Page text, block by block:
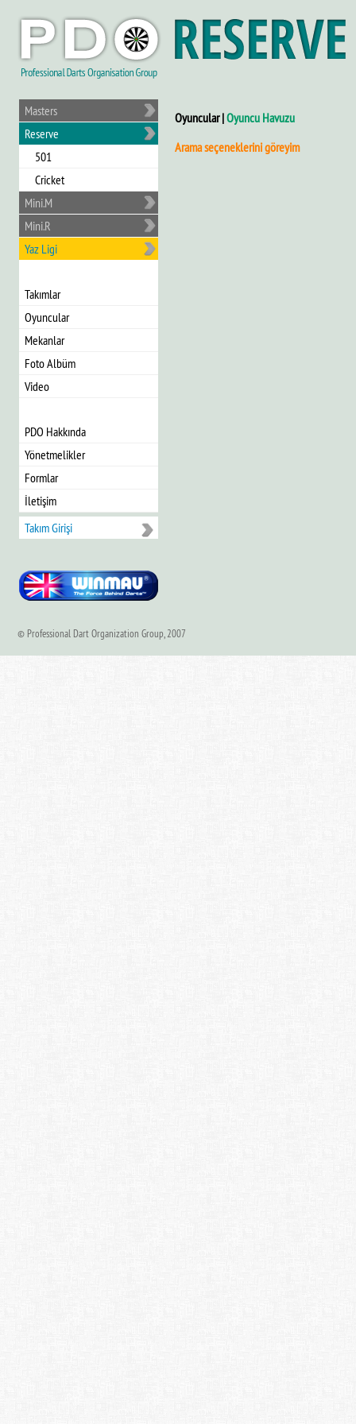
Masters
Reserve
501
Cricket
Mini.M
Mini.R
Yaz Ligi
Takımlar
Oyuncular
Mekanlar
Foto Albüm
Video
PDO Hakkında
Yönetmelikler
Formlar
İletişim
Takım Girişi
Oyuncular |Oyuncu Havuzu
Arama seçeneklerini göreyim
© Professional Dart Organization Group, 2007